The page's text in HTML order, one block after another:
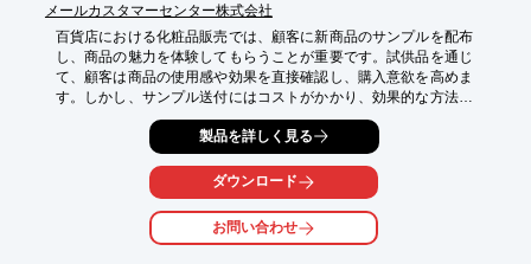
メールカスタマーセンター株式会社
百貨店における化粧品販売では、顧客に新商品のサンプルを配布
し、商品の魅力を体験してもらうことが重要です。試供品を通じ
て、顧客は商品の使用感や効果を直接確認し、購入意欲を高めま
す。しかし、サンプル送付にはコストがかかり、効果的な方法で
顧客に情報を届けることが課題です。当社の現物マーケティング
は、これらの課題を解決します。
【活用シーン】
*   新商品のサンプル送付
*   既存顧客へのリピート促進
*   潜在顧客への認知度向上
製品を詳しく見る
ダウンロード
お問い合わせ